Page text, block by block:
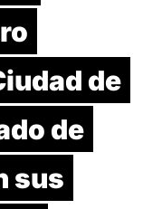
de
de
sus